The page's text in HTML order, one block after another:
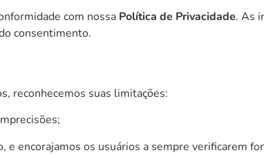
com nossa Política de Privacidade. As
consentimento.
reconhecemos suas limitações:
encorajamos os usuários a sempre verificarem